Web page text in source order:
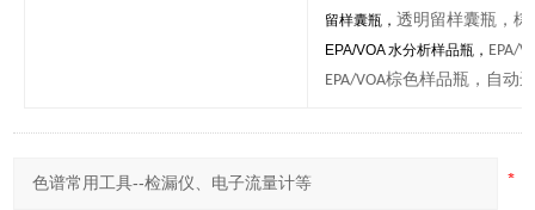
留样囊瓶 ，透明留样囊瓶 ，棕
EPA/VOA水分析样品瓶 ， EPA/
EPA/VOA棕色样品瓶 ， 自动